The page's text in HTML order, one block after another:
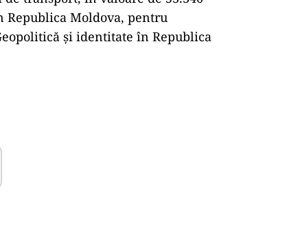
Republica Moldova, pentru
şi identitate în Republica